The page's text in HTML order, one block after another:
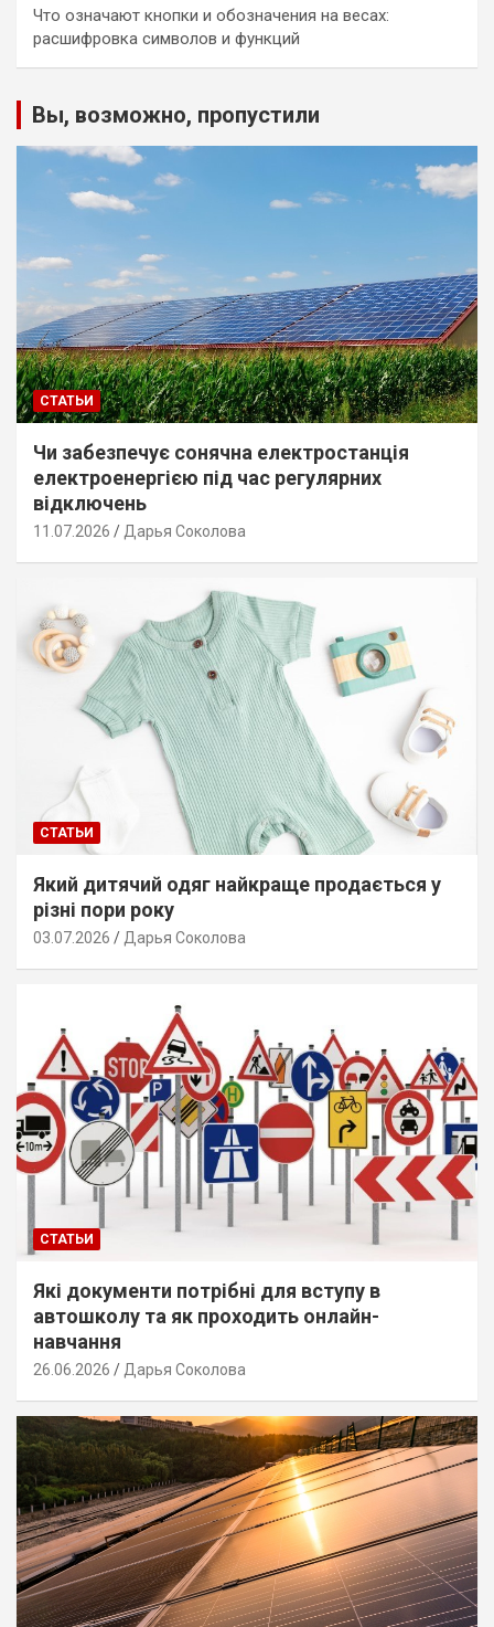
Что означают кнопки и обозначения на весах:
расшифровка символов и функций
Вы, возможно, пропустили
СТАТЬИ
Чи забезпечує сонячна електростанція
електроенергією під час регулярних
відключень
11.07.2026 Дарья Соколова
СТАТЬИ
Який дитячий одяг найкраще продається у
різні пори року
03.07.2026 Дарья Соколова
СТАТЬИ
Які документи потрібні для вступу в
автошколу та як проходить онлайн-
навчання
26.06.2026 Дарья Соколова